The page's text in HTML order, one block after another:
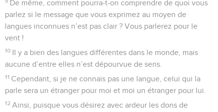
De même, comment pourra-t-on comprendre de quoi vous
parlez si le message que vous exprimez au moyen de
langues inconnues n’est pas clair ? Vous parlerez pour le
vent !
10 Il y a bien des langues différentes dans le monde, mais
aucune d’entre elles n’est dépourvue de sens.
11 Cependant, si je ne connais pas une langue, celui qui la
parle sera un étranger pour moi et moi un étranger pour lui.
12 Ainsi, puisque vous désirez avec ardeur les dons de